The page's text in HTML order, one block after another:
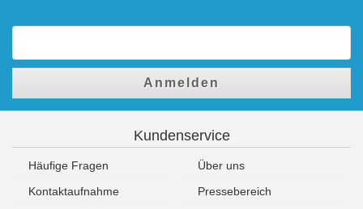
Anmelden
Kundenservice
Häufige Fragen
Über uns
Kontaktaufnahme
Pressebereich